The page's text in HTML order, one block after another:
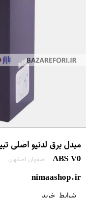
ABS V0
اصفهان اصفهان
nimaashop.ir
شرایط خرید